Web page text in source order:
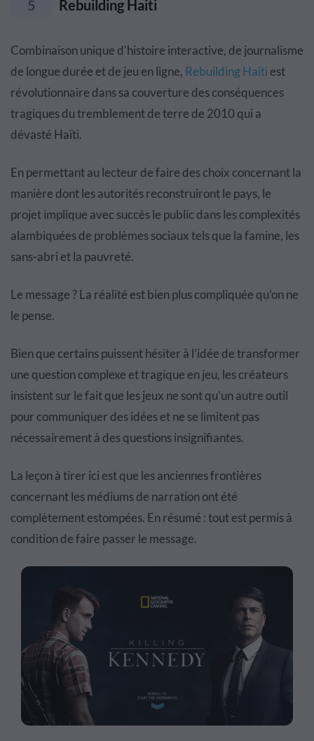
5 Rebuilding Haiti
Combinaison unique d'histoire interactive, de journalisme
de longue durée et de jeu en ligne, Rebuilding Haiti est
révolutionnaire dans sa couverture des conséquences
tragiques du tremblement de terre de 2010 qui a
dévasté Haïti.
En permettant au lecteur de faire des choix concernant la
manière dont les autorités reconstruiront le pays, le
projet implique avec succès le public dans les complexités
alambiquées de problèmes sociaux tels que la famine, les
sans-abri et la pauvreté.
Le message ? La réalité est bien plus compliquée qu’on ne
le pense.
Bien que certains puissent hésiter à l’idée de transformer
une question complexe et tragique en jeu, les créateurs
insistent sur le fait que les jeux ne sont qu’un autre outil
pour communiquer des idées et ne se limitent pas
nécessairement à des questions insignifiantes.
La leçon à tirer ici est que les anciennes frontières
concernant les médiums de narration ont été
complètement estompées. En résumé : tout est permis à
condition de faire passer le message.